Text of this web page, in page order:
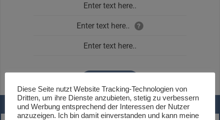
Enter text here..
Enter text here.. ?
Enter text here..
ENTER TITLE HERE..
Diese Seite nutzt Website Tracking-Technologien von
Dritten, um ihre Dienste anzubieten, stetig zu verbessern
und Werbung entsprechend der Interessen der Nutzer
anzuzeigen. Ich bin damit einverstanden und kann meine